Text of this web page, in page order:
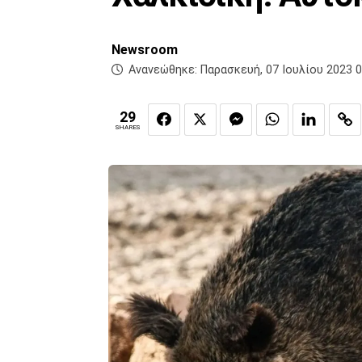
Newsroom
Ανανεώθηκε: Παρασκευή, 07 Ιουλίου 2023
29
SHARES